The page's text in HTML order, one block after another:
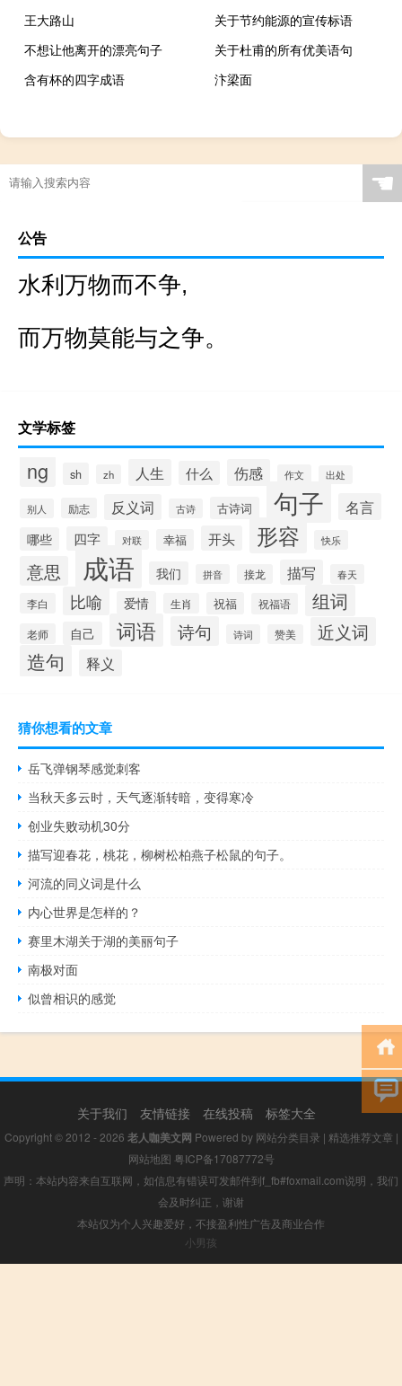
王大路山
关于节约能源的宣传标语
不想让他离开的漂亮句子
关于杜甫的所有优美语句
含有杯的四字成语
汴梁面
☚
公告
水利万物而不争,
而万物莫能与之争。
文学标签
ng sh zh 人生 什么 伤感 作文 出处
别人 励志 反义词 古诗 古诗词 句子 名言
哪些 四字 对联 幸福 开头 形容 快乐
意思 成语 我们 拼音 接龙 描写 春天
李白 比喻 爱情 生肖 祝福 祝福语 组词
老师 自己 词语 诗句 诗词 赞美 近义词
造句 释义
猜你想看的文章
岳飞弹钢琴感觉刺客
当秋天多云时，天气逐渐转暗，变得寒冷
创业失败动机30分
描写迎春花，桃花，柳树松柏燕子松鼠的句子。
河流的同义词是什么
内心世界是怎样的？
赛里木湖关于湖的美丽句子
南极对面
似曾相识的感觉
关于我们 友情链接 在线投稿 标签大全
Copyright © 2012 - 2026 老人咖美文网 Powered by 网站分类目录 | 精选推荐文章 |
网站地图 粤ICP备17087772号
声明：本站内容来自互联网，如信息有错误可发邮件到f_fb#foxmail.com说明，我们
会及时纠正，谢谢
本站仅为个人兴趣爱好，不接盈利性广告及商业合作
小男孩